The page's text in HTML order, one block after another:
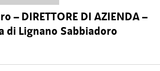
– DIRETTORE DI AZIENDA –
di Lignano Sabbiadoro